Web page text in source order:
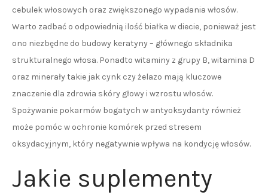
cebulek włosowych oraz zwiększonego wypadania włosów.
Warto zadbać o odpowiednią ilość białka w diecie, ponieważ jest
ono niezbędne do budowy keratyny – głównego składnika
strukturalnego włosa. Ponadto witaminy z grupy B, witamina D
oraz minerały takie jak cynk czy żelazo mają kluczowe
znaczenie dla zdrowia skóry głowy i wzrostu włosów.
Spożywanie pokarmów bogatych w antyoksydanty również
może pomóc w ochronie komórek przed stresem
oksydacyjnym, który negatywnie wpływa na kondycję włosów.
Jakie suplementy